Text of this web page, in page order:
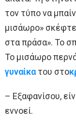
τον τύπο να
μισάωρο»
στα πράσα». Το
Το μισάωρο
γυναίκατου στο
– Εξαφανίσου,
εννοεί.